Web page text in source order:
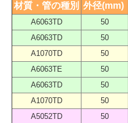
材質・管の種別 外径(mm)
A6063TD 50
A6063TD
50
A1070TD
50
A6063TE
50
A6063TD
50
A1070TD
50
A5052TD
50